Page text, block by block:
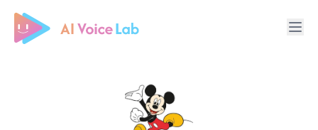
Free AI Cover & AI Voice Over